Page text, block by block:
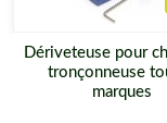
Dériveteuse pour
tronçonneuse
marques